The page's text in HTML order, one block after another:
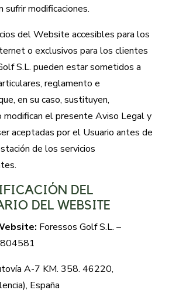
sufrir modificaciones.
del Website accesibles para los
o exclusivos para los clientes
S.L. pueden estar sometidos a
reglamento e
en su caso, sustituyen,
modifican el presente Aviso Legal y
aceptadas por el Usuario antes de
de los servicios
DEL
DEL WEBSITE
Foressos Golf S.L. –
A-7 KM. 358. 46220,
España